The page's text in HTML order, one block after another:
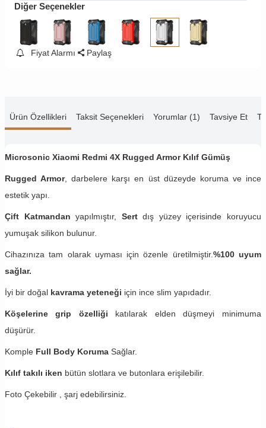
Diğer Seçenekler
Fiyat Alarmı Paylaş
Ürün Özellikleri Taksit Seçenekleri Yorumlar (1) Tavsiye Et
Microsonic Xiaomi Redmi 4X Rugged Armor Kılıf Gümüş
Rugged Armor, darbelere karşı en üst düzeyde koruma ve ince
estetik yapı.
Çift Katmandan yapılmıştır, Sertdış yüzey içerisinde koruyucu
yumuşak silikon bulunur.
Cihazınıza tam olarak uyması için özenle üretilmiştir.%100 uyum
sağlar.
İyi bir doğal kavrama yeteneği için ince slim yapıdadır.
Köşelerine grip özelliği katılarak elden düşmeyi minimuma
düşürür.
Komple Full Body Koruma Sağlar.
Kılıf takılı iken bütün slotlara ve butonlara erişilebilir.
Foto Çekebilir , şarj edebilirsiniz.